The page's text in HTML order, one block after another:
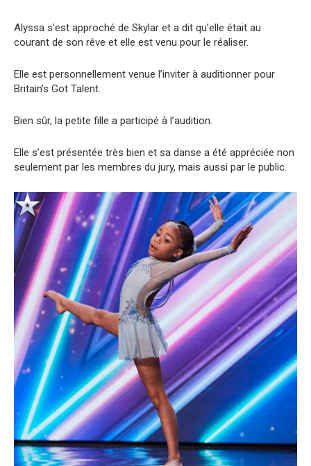
Alyssa s’est approché de Skylar et a dit qu’elle était au
courant de son rêve et elle est venu pour le réaliser.
Elle est personnellement venue l’inviter à auditionner pour
Britain’s Got Talent.
Bien sûr, la petite fille a participé à l’audition.
Elle s’est présentée très bien et sa danse a été appréciée non
seulement par les membres du jury, mais aussi par le public.